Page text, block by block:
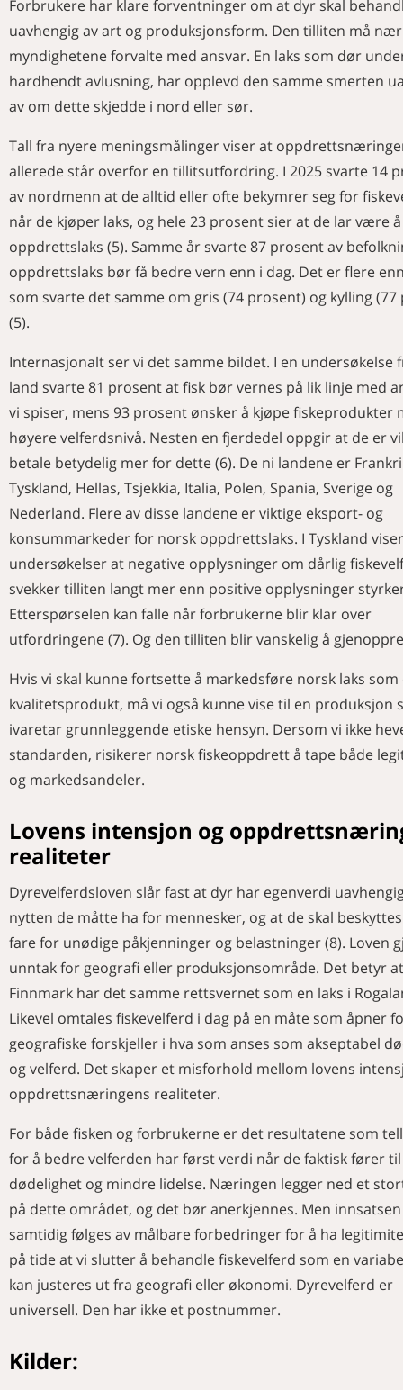
Forbrukere har klare forventninger om at dyr skal
uavhengig av art og produksjonsform. Den tilliten må
myndighetene forvalte med ansvar. En laks som dør
hardhendt avlusning, har opplevd den samme smerten
av om dette skjedde i nord eller sør.
Tall fra nyere meningsmålinger viser at
allerede står overfor en tillitsutfordring. I 2025 svarte 14
av nordmenn at de alltid eller ofte bekymrer seg for
når de kjøper laks, og hele 23 prosent sier at de lar være
oppdrettslaks (5). Samme år svarte 87 prosent av
oppdrettslaks bør få bedre vern enn i dag. Det er flere
som svarte det samme om gris (74 prosent) og kylling
(5).
Internasjonalt ser vi det samme bildet. I en undersøkelse
land svarte 81 prosent at fisk bør vernes på lik linje med
vi spiser, mens 93 prosent ønsker å kjøpe fiskeprodukter
høyere velferdsnivå. Nesten en fjerdedel oppgir at de er
betale betydelig mer for dette (6). De ni landene er
Tyskland, Hellas, Tsjekkia, Italia, Polen, Spania, Sverige og
Nederland. Flere av disse landene er viktige eksport- og
konsummarkeder for norsk oppdrettslaks. I Tyskland viser
undersøkelser at negative opplysninger om dårlig
svekker tilliten langt mer enn positive opplysninger
Etterspørselen kan falle når forbrukerne blir klar over
utfordringene (7). Og den tilliten blir vanskelig å
Hvis vi skal kunne fortsette å markedsføre norsk laks som
kvalitetsprodukt, må vi også kunne vise til en produksjon
ivaretar grunnleggende etiske hensyn. Dersom vi ikke
standarden, risikerer norsk fiskeoppdrett å tape både
og markedsandeler.
Lovens intensjon og
realiteter
Dyrevelferdsloven slår fast at dyr har egenverdi
nytten de måtte ha for mennesker, og at de skal
fare for unødige påkjenninger og belastninger (8). Loven
unntak for geografi eller produksjonsområde. Det betyr
Finnmark har det samme rettsvernet som en laks i
Likevel omtales fiskevelferd i dag på en måte som åpner
geografiske forskjeller i hva som anses som akseptabel
og velferd. Det skaper et misforhold mellom lovens
oppdrettsnæringens realiteter.
For både fisken og forbrukerne er det resultatene som
for å bedre velferden har først verdi når de faktisk fører
dødelighet og mindre lidelse. Næringen legger ned et
på dette området, og det bør anerkjennes. Men
samtidig følges av målbare forbedringer for å ha
på tide at vi slutter å behandle fiskevelferd som en
kan justeres ut fra geografi eller økonomi. Dyrevelferd er
universell. Den har ikke et postnummer.
Kilder: